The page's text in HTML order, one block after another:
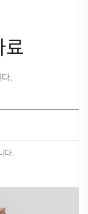
료
.
다.